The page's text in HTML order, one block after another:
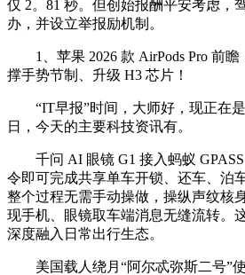
仅 2。81 秒。但创始报酬平安考虑，
办，并设立举报励机制。
1、苹果 2026 款 AirPods Pro 前瞻
撑手势节制、升级 H3 芯片！
“IT早报”时间，大师好，现正在是
日，今天的主要科技资讯有。
千问 AI 眼镜 G1 接入蚂蚁 GPASS
令即可完成共享单车开锁、还车、泊
整个过程无需手动操做，操纵声纹核
现手机、眼镜取车端消息无缝流转。
深度融入日常出行生态。
美国载人绕月“阿尔忒弥斯二号”